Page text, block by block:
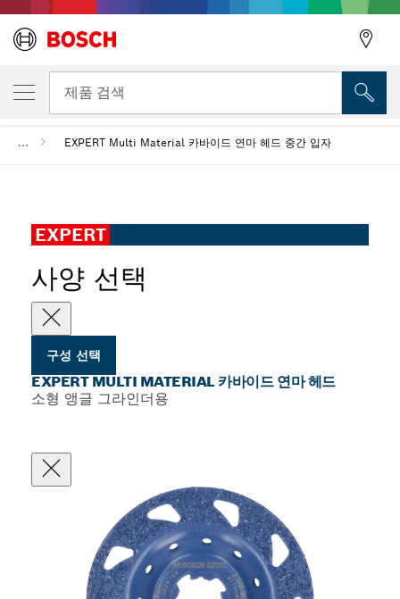
제품 검색
... EXPERT Multi Material 카바이드 연마 헤드 중간 입자
EXPERT
사양 선택
구성 선택
EXPERT MULTI MATERIAL 카바이드 연마 헤드
소형 앵글 그라인더용
선택한 변형
EXPERT Multi Material 카바이드 연마 헤드